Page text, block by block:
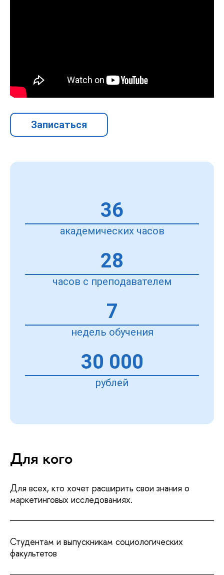
Записаться
36
академических часов
28
часов с преподавателем
7
недель обучения
30 000
рублей
Для кого
Для всех, кто хочет расширить свои знания о
маркетинговых исследованиях.
Студентам и выпускникам социологических
факультетов